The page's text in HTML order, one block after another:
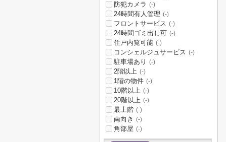
防犯カメラ (-)
24時間有人管理 (-)
フロントサービス (-)
24時間ゴミ出し可 (-)
住戸内覧可能 (-)
コンシェルジュサービス (-)
駐車場あり (-)
2階以上 (-)
1階の物件 (-)
10階以上 (-)
20階以上 (-)
最上階 (-)
南向き (-)
角部屋 (-)